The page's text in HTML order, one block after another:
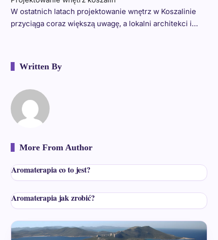
W ostatnich latach projektowanie wnętrz w Koszalinie
przyciąga coraz większą uwagę, a lokalni architekci i…
Written By
More From Author
Aromaterapia co to jest?
Aromaterapia jak zrobić?